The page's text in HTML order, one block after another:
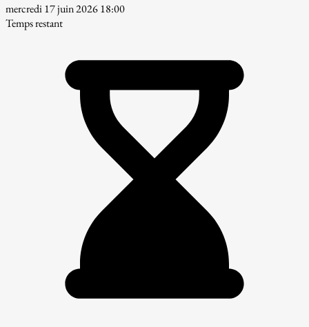
mercredi 17 juin 2026 18:00
Temps restant